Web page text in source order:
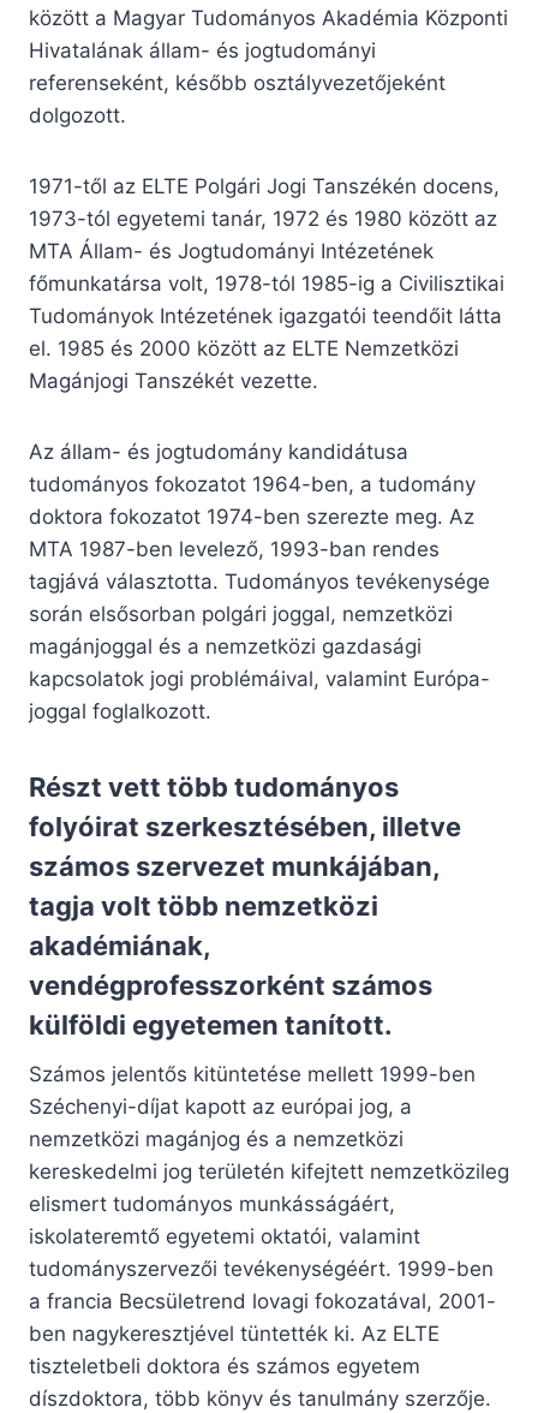
között a Magyar Tudományos Akadémia Központi
Hivatalának állam- és jogtudományi
referenseként, később osztályvezetőjeként
dolgozott.
1971-től az ELTE Polgári Jogi Tanszékén docens,
1973-tól egyetemi tanár, 1972 és 1980 között az
MTA Állam- és Jogtudományi Intézetének
főmunkatársa volt, 1978-tól 1985-ig a Civilisztikai
Tudományok Intézetének igazgatói teendőit látta
el. 1985 és 2000 között az ELTE Nemzetközi
Magánjogi Tanszékét vezette.
Az állam- és jogtudomány kandidátusa
tudományos fokozatot 1964-ben, a tudomány
doktora fokozatot 1974-ben szerezte meg. Az
MTA 1987-ben levelező, 1993-ban rendes
tagjává választotta. Tudományos tevékenysége
során elsősorban polgári joggal, nemzetközi
magánjoggal és a nemzetközi gazdasági
kapcsolatok jogi problémáival, valamint Európa-
joggal foglalkozott.
Részt vett több tudományos
folyóirat szerkesztésében, illetve
számos szervezet munkájában,
tagja volt több nemzetközi
akadémiának,
vendégprofesszorként számos
külföldi egyetemen tanított.
Számos jelentős kitüntetése mellett 1999-ben
Széchenyi-díjat kapott az európai jog, a
nemzetközi magánjog és a nemzetközi
kereskedelmi jog területén kifejtett nemzetközileg
elismert tudományos munkásságáért,
iskolateremtő egyetemi oktatói, valamint
tudományszervezői tevékenységéért. 1999-ben
a francia Becsületrend lovagi fokozatával, 2001-
ben nagykeresztjével tüntették ki. Az ELTE
tiszteletbeli doktora és számos egyetem
díszdoktora, több könyv és tanulmány szerzője.